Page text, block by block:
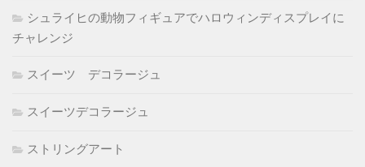
シュライヒの動物フィギュアでハロウィンディスプレイに
チャレンジ
スイーツ デコラージュ
スイーツデコラージュ
ストリングアート